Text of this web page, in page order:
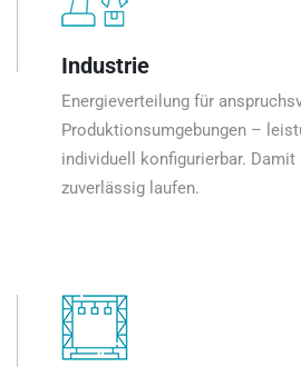
Industrie
Energieverteilung für
Produktionsumgebungen –
individuell konfigurierbar.
zuverlässig laufen.